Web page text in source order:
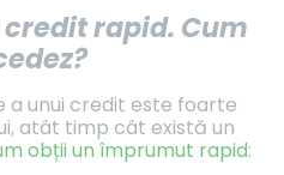
rapid. Cum
a unui credit este foarte
atât timp cât există un
obții un împrumut rapid: